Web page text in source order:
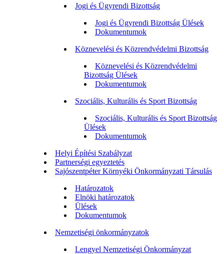
Jogi és Ügyrendi Bizottság
Jogi és Ügyrendi Bizottság Ülések
Dokumentumok
Köznevelési és Közrendvédelmi Bizottság
Köznevelési és Közrendvédelmi
Bizottság Ülések
Dokumentumok
Szociális, Kulturális és Sport Bizottság
Szociális, Kulturális és Sport Bizottság
Ülések
Dokumentumok
Helyi Építési Szabályzat
Partnerségi egyeztetés
Sajószentpéter Környéki Önkormányzati Társulás
Határozatok
Elnöki határozatok
Ülések
Dokumentumok
Nemzetiségi önkormányzatok
Lengyel Nemzetiségi Önkormányzat